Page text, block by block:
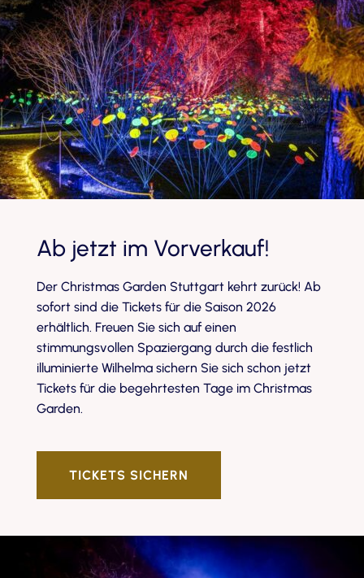
Ab jetzt im Vorverkauf!
Der Christmas Garden Stuttgart kehrt zurück! Ab
sofort sind die Tickets für die Saison 2026
erhältlich. Freuen Sie sich auf einen
stimmungsvollen Spaziergang durch die festlich
illuminierte Wilhelma sichern Sie sich schon jetzt
Tickets für die begehrtesten Tage im Christmas
Garden.
TICKETS SICHERN